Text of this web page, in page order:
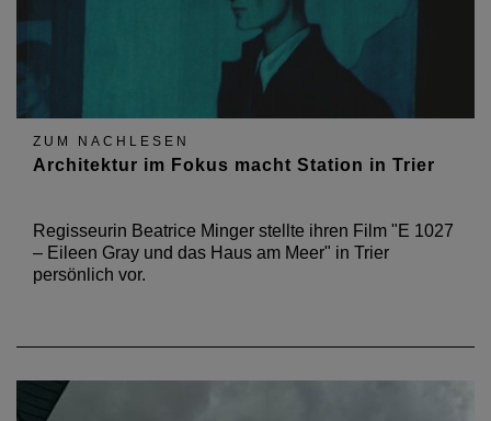
ZUM NACHLESEN
Architektur im Fokus macht Station in Trier
Regisseurin Beatrice Minger stellte ihren Film "E 1027
– Eileen Gray und das Haus am Meer" in Trier
persönlich vor.